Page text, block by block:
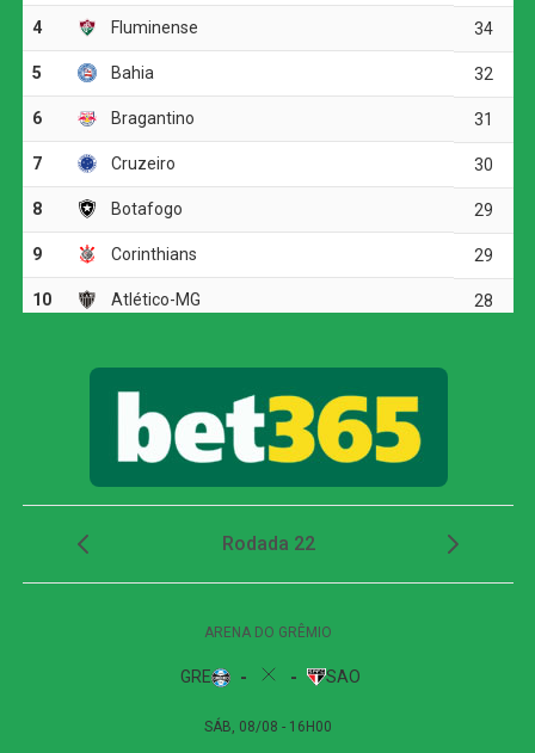
Pela sexta rodada do estadual, o Palmeiras enfrenta o
Taubaté no dia 11 de agosto, às 18h, no Joaquinzão. Já o
Corinthians volta a campo no dia 12 de agosto, contra o
Palmeiras inicia preparação para jogo de volta
contra o Fortaleza; Gómez treina no gramado e
Paulinho vira preocupação
Facebook